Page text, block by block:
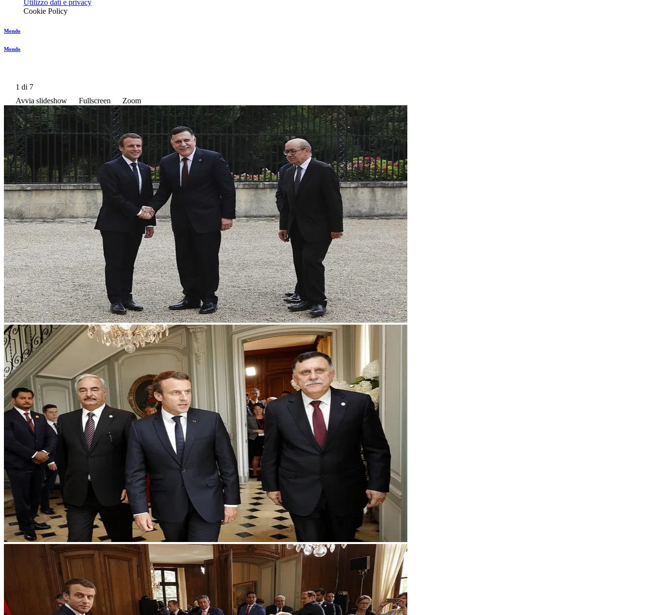
Utilizzo dati e privacy
Cookie Policy
Mondo
Mondo
1 di 7
Avvia slideshow
Fullscreen Zoom